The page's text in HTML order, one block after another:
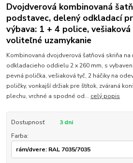
Dvojdverová kombinovaná
podstavec, delený odkladací
výbava: 1 + 4 police, vešiaková
voliteľné uzamykanie
Kombinovaná dvojdverová šatňová skriňa
odkladacieho oddielu 2 x 260 mm, s
pevná polička, vešiaková tyč, 2 háčiky na
poličky, vonkajší držiak pre štítok, zváraná
plechu, vrchné a spodné od... celý popis
Dostupnosť
3 dni
Farba: